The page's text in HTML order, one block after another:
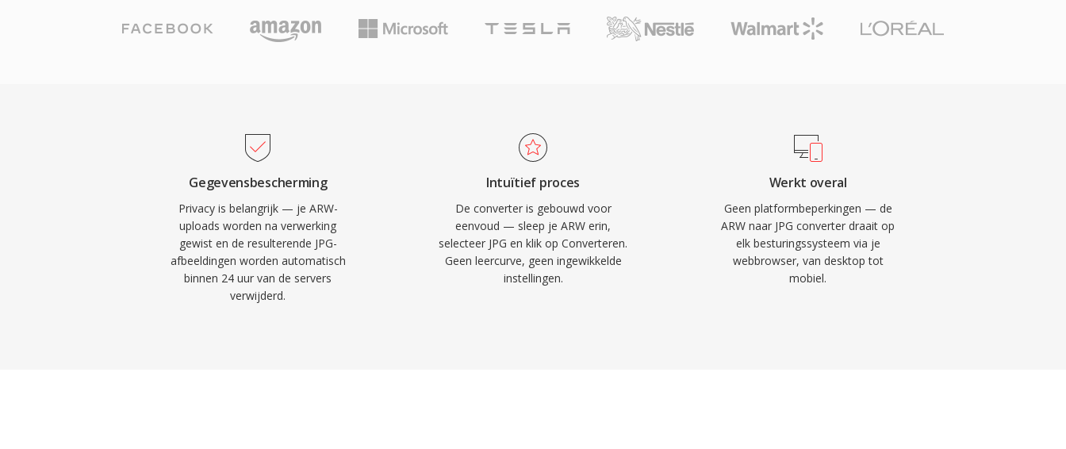
Gegevensbescherming
Privacy is belangrijk — je ARW-
uploads worden na verwerking
gewist en de resulterende JPG-
afbeeldingen worden automatisch
binnen 24 uur van de servers
verwijderd.
Intuïtief proces
De converter is gebouwd voor
eenvoud — sleep je ARW erin,
selecteer JPG en klik op Converteren.
Geen leercurve, geen ingewikkelde
instellingen.
Werkt overal
Geen platformbeperkingen — de
ARW naar JPG converter draait op
elk besturingssysteem via je
webbrowser, van desktop tot
mobiel.